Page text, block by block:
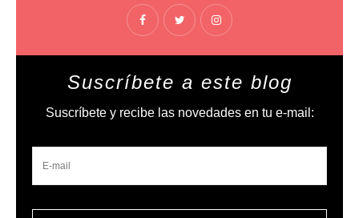
Suscríbete a este blog
Suscríbete y recibe las novedades en tu e-mail: